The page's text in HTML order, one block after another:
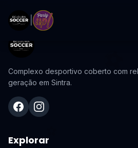
|
⚽️
Complexo desportivo coberto com
geração em Sintra.
FacebookInstagram
Explorar